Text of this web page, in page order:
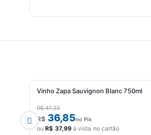
Vinho Zapa Sauvignon Blanc 750ml
R$47,33
R$ 36,85no Pix
ouR$ 37,99à vista no cartão